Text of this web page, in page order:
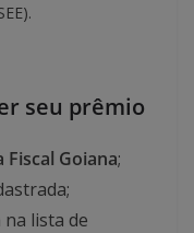
seu prêmio
Fiscal Goiana;
na lista de